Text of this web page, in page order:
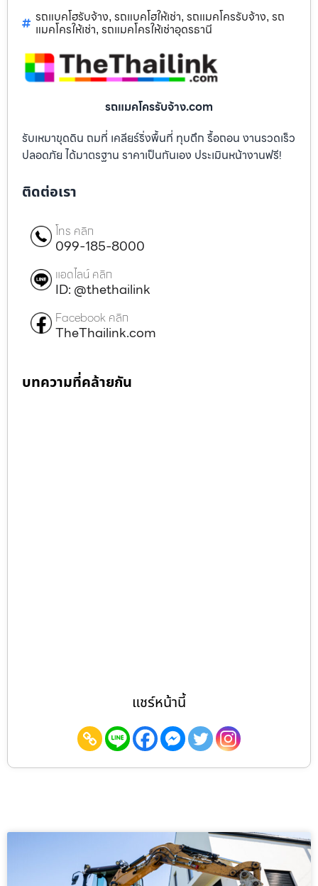
รถแบคโฮรับจ้าง, รถแบคโฮให้เช่า, รถแมคโครรับจ้าง, รถ
แมคโครให้เช่า, รถแมคโครให้เช่าอุดรธานี
รถแมคโครรับจ้าง.com
รับเหมาขุดดิน ถมที่ เคลียร์ริ่งพื้นที่ ทุบตึก รื้อถอน งานรวดเร็ว
ปลอดภัย ได้มาตรฐาน ราคาเป็นกันเอง ประเมินหน้างานฟรี!
ติดต่อเรา
โทร คลิก
099-185-8000
แอดไลน์ คลิก
ID: @thethailink
Facebook คลิก
TheThailink.com
บทความที่คล้ายกัน
แชร์หน้านี้